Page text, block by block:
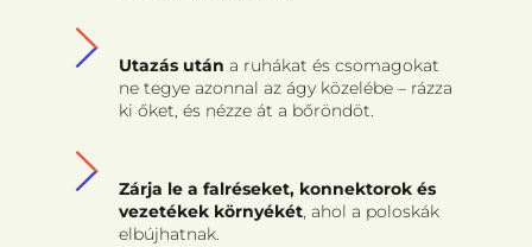
Utazás után a ruhákat és csomagokat
ne tegye azonnal az ágy közelébe – rázza
ki őket, és nézze át a bőröndöt.
Zárja le a falréseket, konnektorok és
vezetékek környékét, ahol a poloskák
elbújhatnak.